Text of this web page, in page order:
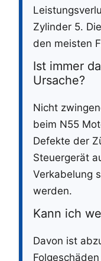
Zylinder 5.
den meisten
Ist immer
Ursache?
Nicht
beim N55
Defekte der
Steuergerät
Verkabelung
werden.
Kann ich
Davon ist